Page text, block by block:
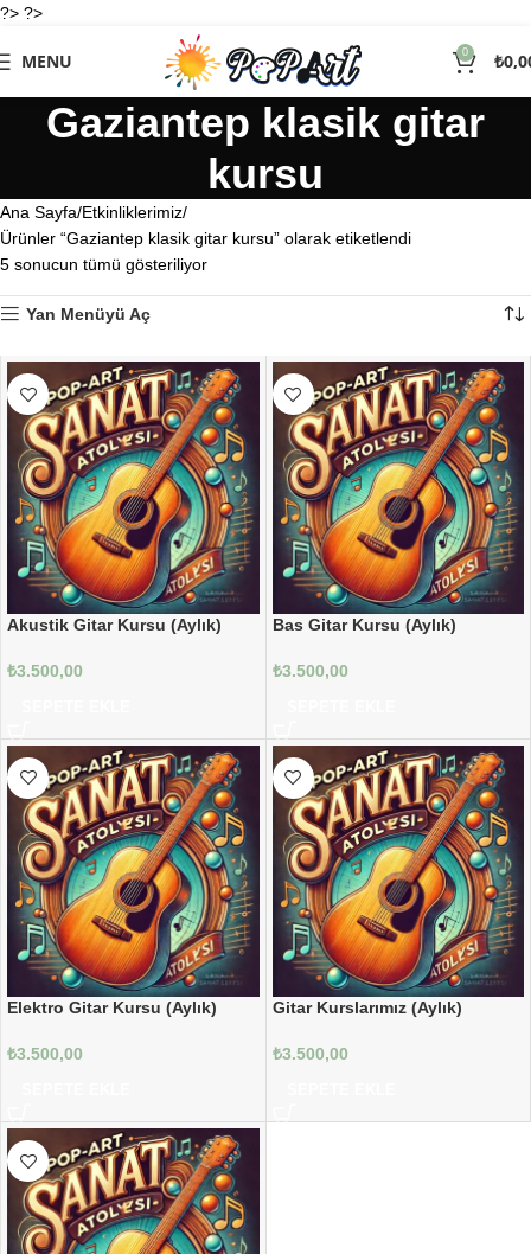
?> ?>
MENU 0 ₺
Gaziantep klasik gitar
kursu
Ana Sayfa Etkinliklerimiz
Ürünler “Gaziantep klasik gitar kursu” olarak etiketlendi
5 sonucun tümü gösteriliyor
Yan Menüyü Aç
Akustik Gitar Kursu (Aylık)
₺3.500,00
Bas Gitar Kursu (Aylık)
₺3.500,00
Elektro Gitar Kursu (Aylık)
₺3.500,00
Gitar Kurslarımız (Aylık)
₺3.500,00